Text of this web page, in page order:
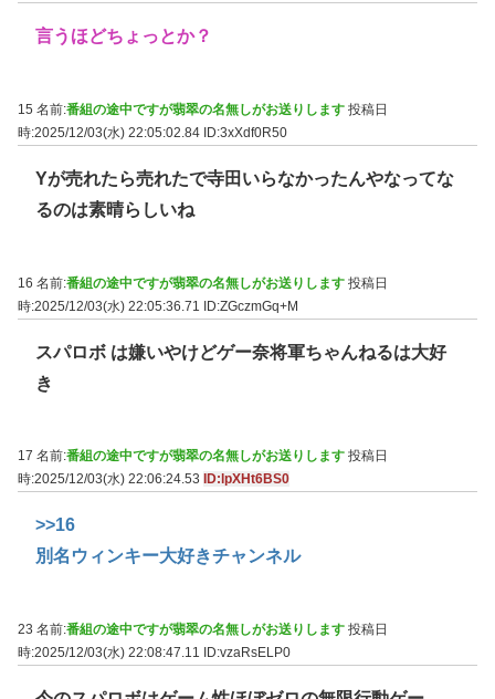
言うほどちょっとか？
15 名前:番組の途中ですが翡翠の名無しがお送りします 投稿日
時:2025/12/03(水) 22:05:02.84 ID:3xXdf0R50
Yが売れたら売れたで寺田いらなかったんやなってな
るのは素晴らしいね
16 名前:番組の途中ですが翡翠の名無しがお送りします 投稿日
時:2025/12/03(水) 22:05:36.71 ID:ZGczmGq+M
スパロボ は嫌いやけどゲー奈将軍ちゃんねるは大好
き
17 名前:番組の途中ですが翡翠の名無しがお送りします 投稿日
時:2025/12/03(水) 22:06:24.53
ID:lpXHt6BS0
>>16
別名ウィンキー大好きチャンネル
23 名前:番組の途中ですが翡翠の名無しがお送りします 投稿日
時:2025/12/03(水) 22:08:47.11 ID:vzaRsELP0